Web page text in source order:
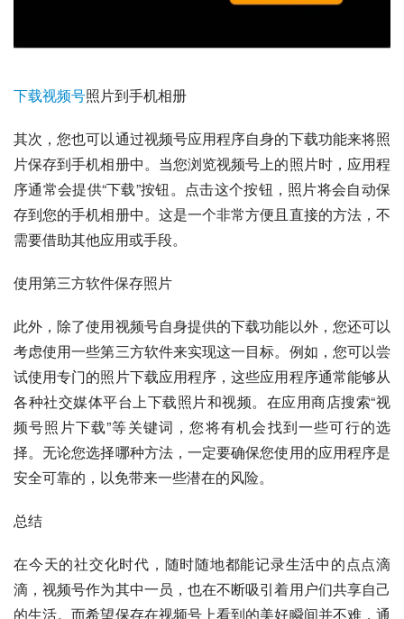
下载视频号照片到手机相册
其次，您也可以通过视频号应用程序自身的下载功能来将照
片保存到手机相册中。当您浏览视频号上的照片时，应用程
序通常会提供“下载”按钮。点击这个按钮，照片将会自动保
存到您的手机相册中。这是一个非常方便且直接的方法，不
需要借助其他应用或手段。
使用第三方软件保存照片
此外，除了使用视频号自身提供的下载功能以外，您还可以
考虑使用一些第三方软件来实现这一目标。例如，您可以尝
试使用专门的照片下载应用程序，这些应用程序通常能够从
各种社交媒体平台上下载照片和视频。在应用商店搜索“视
频号照片下载”等关键词，您将有机会找到一些可行的选
择。无论您选择哪种方法，一定要确保您使用的应用程序是
安全可靠的，以免带来一些潜在的风险。
总结
在今天的社交化时代，随时随地都能记录生活中的点点滴
滴，视频号作为其中一员，也在不断吸引着用户们共享自己
的生活。而希望保存在视频号上看到的美好瞬间并不难，通